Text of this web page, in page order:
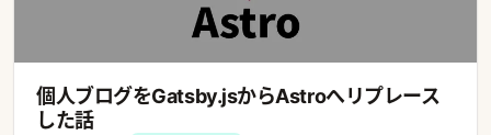
個人ブログをGatsby.jsからAstroへリプレース
した話